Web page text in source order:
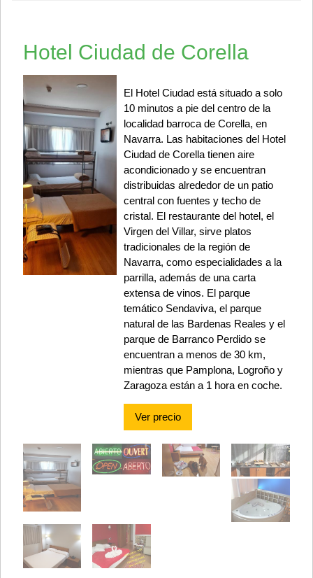
Hotel Ciudad de Corella
El Hotel Ciudad está situado a solo
10 minutos a pie del centro de la
localidad barroca de Corella, en
Navarra. Las habitaciones del Hotel
Ciudad de Corella tienen aire
acondicionado y se encuentran
distribuidas alrededor de un patio
central con fuentes y techo de
cristal. El restaurante del hotel, el
Virgen del Villar, sirve platos
tradicionales de la región de
Navarra, como especialidades a la
parrilla, además de una carta
extensa de vinos. El parque
temático Sendaviva, el parque
natural de las Bardenas Reales y el
parque de Barranco Perdido se
encuentran a menos de 30 km,
mientras que Pamplona, ​​Logroño y
Zaragoza están a 1 hora en coche.
Ver precio